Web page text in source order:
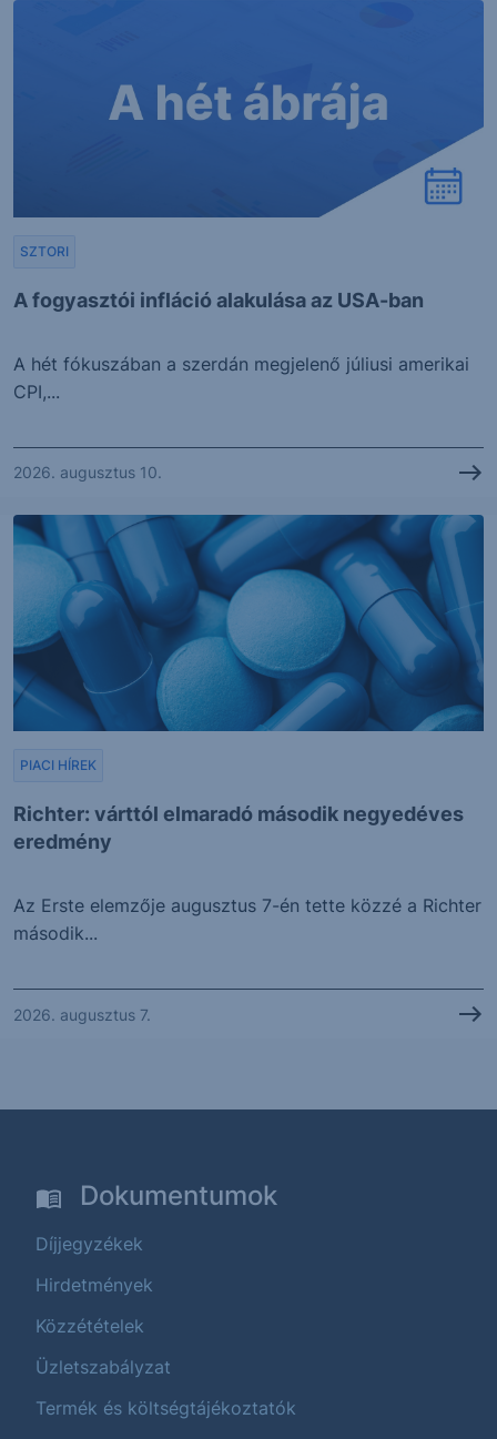
A fogyasztói infláció alakulása az USA-ban
SZTORI
A hét fókuszában a szerdán megjelenő júliusi amerikai
CPI,...
2026. augusztus 10.
Richter: várttól elmaradó második negyedéves
eredmény
PIACI HÍREK
Az Erste elemzője augusztus 7-én tette közzé a Richter
második...
2026. augusztus 7.
Dokumentumok
Díjjegyzékek
Hirdetmények
Közzétételek
Üzletszabályzat
Termék és költségtájékoztatók